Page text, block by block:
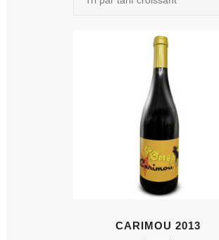
CARIMOU 2013